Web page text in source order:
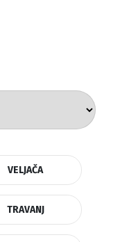
VELJAČA
TRAVANJ